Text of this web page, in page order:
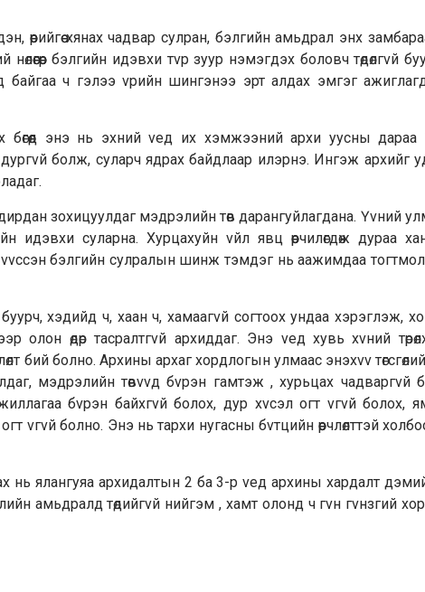
өөрийгөө хянах чадвар сулран, бэлгийн амьдрал энх
бэлгийн идэвхи тvр зуур нэмэгдэх боловч төдөлгvй
байгаа ч гэлээ vрийн шингэнээ эрт алдах эмгэг
энэ нь эхний vед их хэмжээний архи уусны
дургvй болж, суларч ядрах байдлаар илэрнэ. Ингэж архийг
зохицуулдаг мэдрэлийн төв дарангуйлагдана. Үvний
идэвхи суларна. Хурцахуйн vйл явц өөрчилөгдөж дураа
бэлгийн сулралын шинж тэмдэг нь аажимдаа
хэдийд ч, хаан ч, хамаагvй согтоох ундаа хэрэглэж,
олон өдөр тасралтгvй архиддаг. Энэ vед хувь хvний
бий болно. Архины архаг хордлогын улмаас энэхvv
мэдрэлийн төвvvд бvрэн гамтэж , хурьцах чадваргvй
бvрэн байхгvй болох, дур хvсэл огт vгvй болох,
vгvй болно. Энэ нь тархи нугасны бvтцийн өөрчлөлттэй
нь ялангуяа архидалтын 2 ба 3-р vед архины хардалт
амьдралд төдийгvй нийгэм , хамт олонд ч гvн гvнзгий хор